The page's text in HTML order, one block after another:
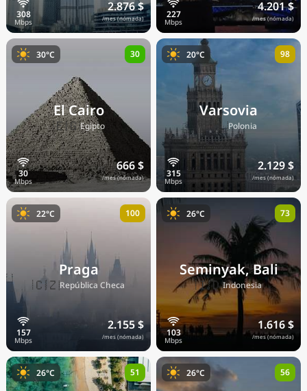
2.876 $
/mes (nómada)
4.201 $
/mes (nómada)
El Cairo
🇪🇬Egipto
666 $
/mes (nómada)
30°C 30
Varsovia
🇵🇱Polonia
2.129 $
/mes (nómada)
20°C 98
Praga
🇨🇿República Checa
2.155 $
/mes (nómada)
22°C 100
Seminyak, Bali
🇮🇩Indonesia
1.616 $
/mes (nómada)
26°C 73
26°C 51 26°C 56